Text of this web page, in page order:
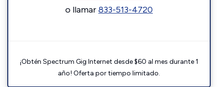
o llamar833-513-4720
¡Obtén Spectrum Gig Internet desde $60 al mes durante 1
año! Oferta por tiempo limitado.